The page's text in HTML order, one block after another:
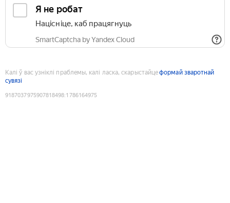
Я не робат
Націсніце, каб працягнуць
SmartCaptcha by Yandex Cloud
Калі ў вас узніклі праблемы, калі ласка, скарыстайцеформай зваротнай
сувязі
9187037975907818498:1786164975